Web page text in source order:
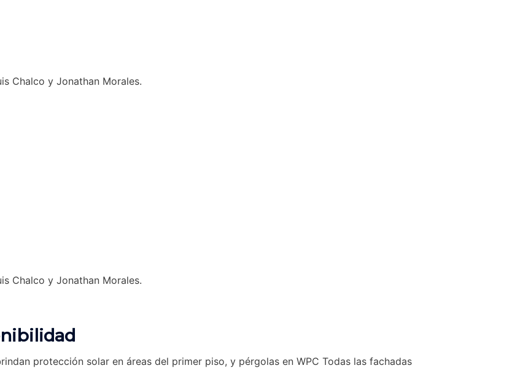
Chalco y Jonathan Morales.
Chalco y Jonathan Morales.
protección solar en áreas del primer piso, y pérgolas en WPC Todas las fachadas